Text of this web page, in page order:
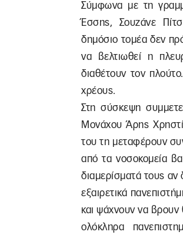
Σύμφωνα με τη
Έσσης, Σουζάνε
δημόσιο τομέα δεν
να βελτιωθεί η
διαθέτουν τον
χρέους.
Στη σύσκεψη
Μονάχου Άρης
του τη μεταφέρουν
από τα νοσοκομεία
διαμερίσματά τους
εξαιρετικά
και ψάχνουν να βρουν
ολόκληρα